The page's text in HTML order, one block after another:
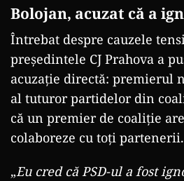
Bolojan, acuzat că a
Întrebat despre cauzele
președintele CJ Prahova a
acuzație directă: premierul
al tuturor partidelor din
că un premier de coaliție
colaboreze cu toți partenerii.
„Eu cred că PSD-ul a fost